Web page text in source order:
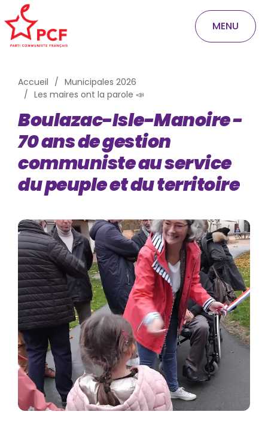
MENU
Accueil
Municipales 2026
Les maires ont la parole 📣
Boulazac-Isle-Manoire -
70 ans de gestion
communiste au service
du peuple et du territoire